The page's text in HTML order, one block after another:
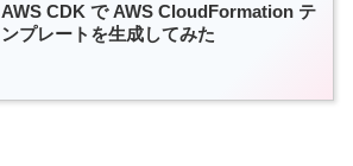
AWS CDK で AWS CloudFormation テ
ンプレートを生成してみた